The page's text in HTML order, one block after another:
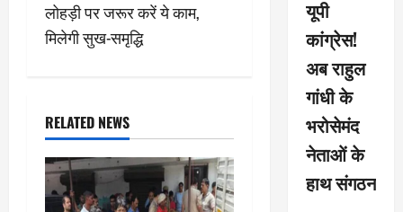
t
v
i
लोहड़ी पर जरूर करें ये काम,
मिलेगी सुख-समृद्धि
RELATED NEWS
यूपी
कांग्रेस!
अब राहुल
गांधी के
भरोसेमंद
नेताओं के
हाथ संगठन